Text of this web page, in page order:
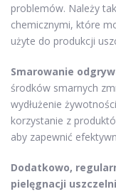
problemów. Należy
chemicznymi, które
użyte do produkcji
Smarowanie
środków smarnych
wydłużenie
korzystanie z
aby zapewnić
Dodatkowo,
pielęgnacji